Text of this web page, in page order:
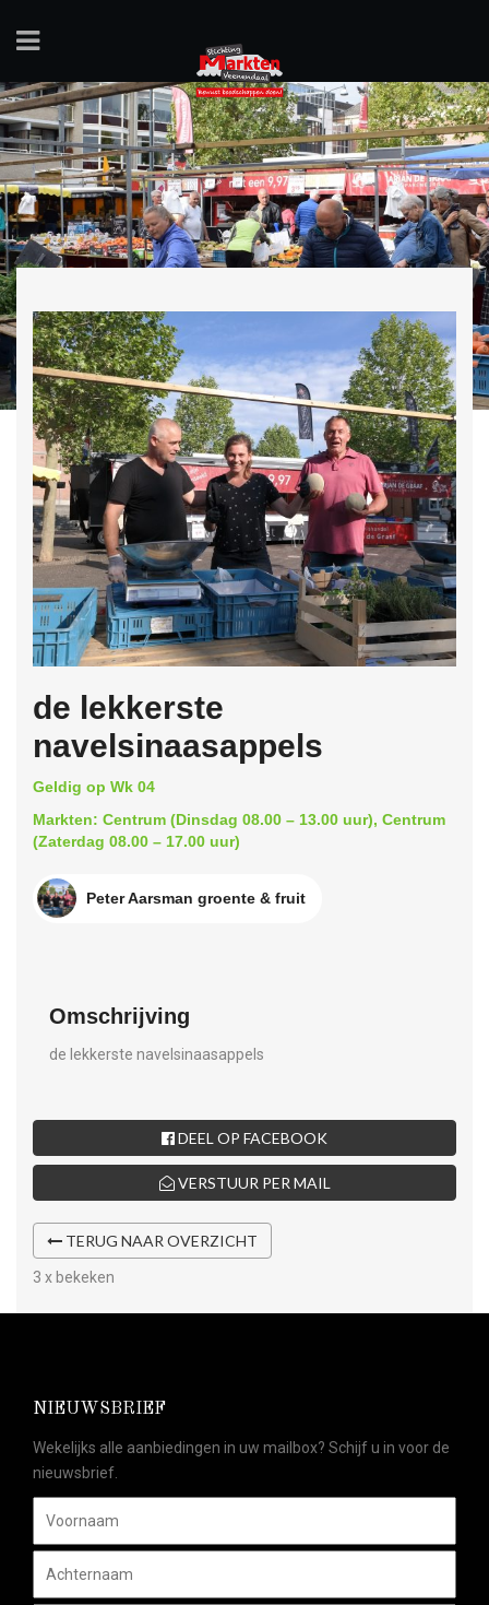
de lekkerste
navelsinaasappels
Geldig op Wk 04
Markten: Centrum (Dinsdag 08.00 – 13.00 uur), Centrum
(Zaterdag 08.00 – 17.00 uur)
Peter Aarsman groente & fruit
Omschrijving
de lekkerste navelsinaasappels
DEEL OP FACEBOOK
VERSTUUR PER MAIL
TERUG NAAR OVERZICHT
3 x bekeken
NIEUWSBRIEF
Wekelijks alle aanbiedingen in uw mailbox? Schijf u in voor de
nieuwsbrief.